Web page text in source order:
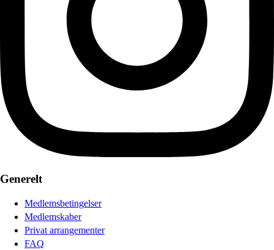
Generelt
Medlemsbetingelser
Medlemskaber
Privat arrangementer
FAQ